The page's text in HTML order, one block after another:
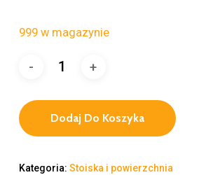
999 w magazynie
Dodaj Do Koszyka
Kategoria: Stoiska i powierzchnia